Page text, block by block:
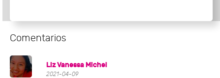
Comentarios
Liz Vanessa Michel
2021-04-09